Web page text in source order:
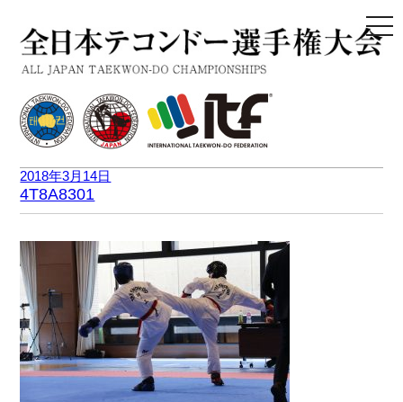
2018年3月14日
4T8A8301